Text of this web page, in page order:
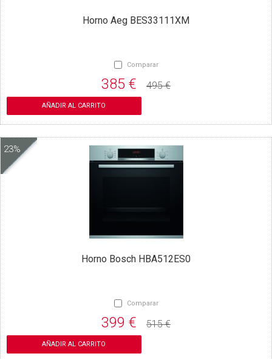
Horno Aeg BES33111XM
Comparar
385 € 495 €
AÑADIR AL CARRITO
23%
Horno Bosch HBA512ES0
Comparar
399 € 515 €
AÑADIR AL CARRITO